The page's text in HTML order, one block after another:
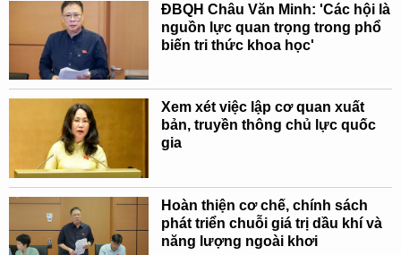
ĐBQH Châu Văn Minh: 'Các hội là
nguồn lực quan trọng trong phổ
biến tri thức khoa học'
Xem xét việc lập cơ quan xuất
bản, truyền thông chủ lực quốc
gia
Hoàn thiện cơ chế, chính sách
phát triển chuỗi giá trị dầu khí và
năng lượng ngoài khơi